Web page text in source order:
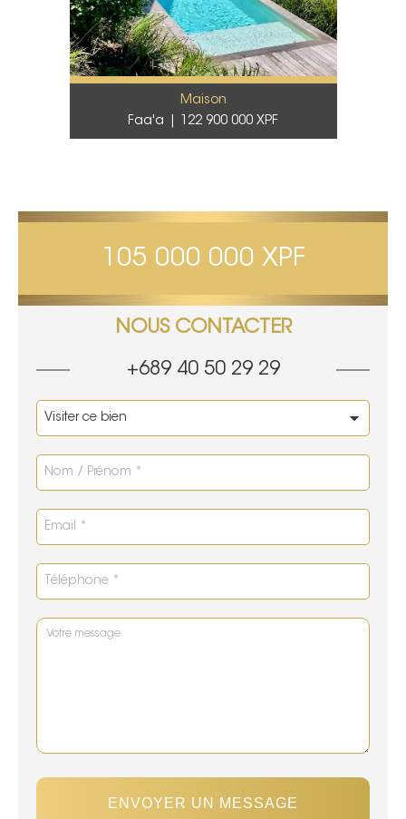
Maison
Faa'a
122 900 000 XPF
105 000 000 XPF
NOUS CONTACTER
+689 40 50 29 29
ENVOYER UN MESSAGE